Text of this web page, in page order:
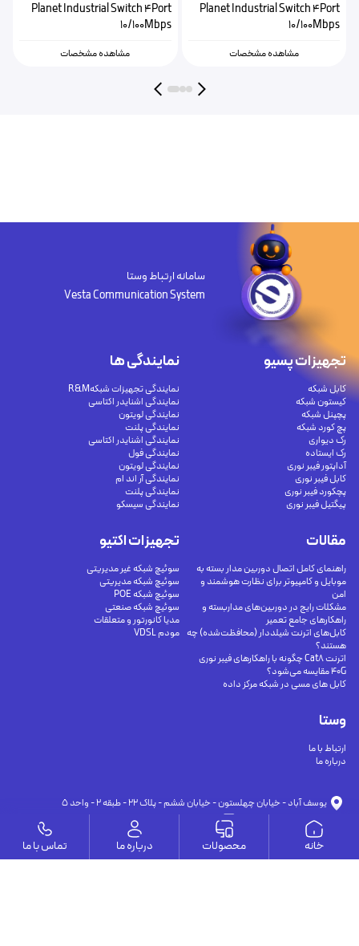
Planet Industrial Switch 4Port
10/100Mbps
مشاهده مشخصات
Planet Industrial Switch 4Port
10/100Mbps
مشاهده مشخصات
سامانه ارتباط وستا
Vesta Communication System
وستا
ارتباط با ما
درباره ما
تجهیزات پسیو
کابل شبکه
کیستون شبکه
پچپنل شبکه
پچ کورد شبکه
رک دیواری
رک ایستاده
آداپتور فیبر نوری
کابل فیبر نوری
پچکورد فیبر نوری
پیگتیل فیبر نوری
تجهیزات اکتیو
سوئیچ شبکه غیر مدیریتی
سوئیچ شبکه مدیریتی
سوئیچ شبکه POE
سوئیچ شبکه صنعتی
مدیا کانورتور و متعلقات
مودم VDSL
نمایندگی ها
نمایندگی تجهیزات شبکهR&M
نمایندگی اشنایدر اکتاسی
نمایندگی لویتون
نمایندگی پلنت
نمایندگی اشنایدر اکتاسی
نمایندگی فول
نمایندگی لویتون
نمایندگی آر اند ام
نمایندگی پلنت
نمایندگی سیسکو
مقالات
راهنمای کامل اتصال دوربین مدار بسته به
موبایل و کامپیوتر برای نظارت هوشمند و
امن
مشکلات رایج در دوربین‌های مداربسته و
راهکارهای جامع تعمیر
کابل‌های اترنت شیلددار (محافظت‌شده) چه
هستند؟
اترنت Cat8 چگونه با راهکارهای فیبر نوری
40G مقایسه می‌شود؟
کابل های مسی در شبکه مرکز داده
يوسف آباد - خيابان چهلستون - خيابان ششم - پلاك ٢٢ - طبقه ٢ - واحد ٥
info@vesta-com.com
09126394251
09191302116
خانه محصولات درباره ما تماس با ما